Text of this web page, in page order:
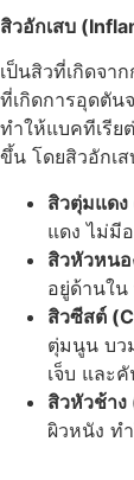
สิวอักเสบ
เป็นสิวที่เกิดจา
ที่เกิดการอุดตัน
ทำให้แบคทีเรีย
ขึ้น โดยสิวอักเ
สิวตุ่มแดง
แดง ไม่มี
สิวหัวหน
อยู่ด้านใน
สิวซีสต์
ตุ่มนูน บว
เจ็บ และ
สิวหัวช้าง
ผิวหนัง ท